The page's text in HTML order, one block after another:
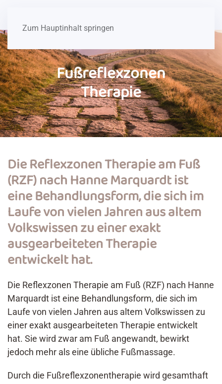
Zum Hauptinhalt springen
Fußreflexzonen
Therapie
Die Reflexzonen Therapie am Fuß
(RZF) nach Hanne Marquardt ist
eine Behandlungsform, die sich im
Laufe von vielen Jahren aus altem
Volkswissen zu einer exakt
ausgearbeiteten Therapie
entwickelt hat.
Die Reflexzonen Therapie am Fuß (RZF) nach Hanne
Marquardt ist eine Behandlungsform, die sich im
Laufe von vielen Jahren aus altem Volkswissen zu
einer exakt ausgearbeiteten Therapie entwickelt
hat. Sie wird zwar am Fuß angewandt, bewirkt
jedoch mehr als eine übliche Fußmassage.
Durch die Fußreflexzonentherapie wird gesamthaft